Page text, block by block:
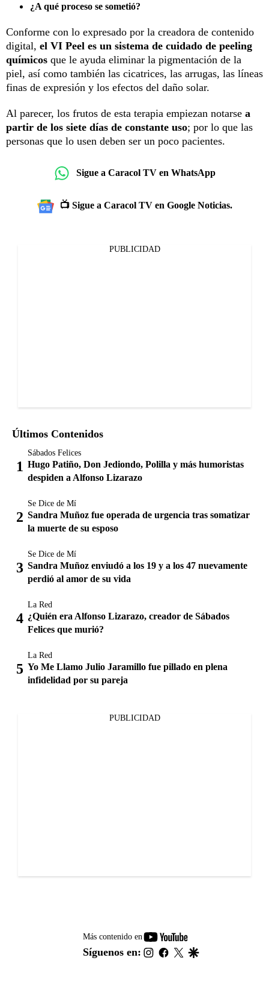
¿A qué proceso se sometió?
Conforme con lo expresado por la creadora de contenido
digital, el VI Peel es un sistema de cuidado de peeling
químicos que le ayuda eliminar la pigmentación de la
piel, así como también las cicatrices, las arrugas, las líneas
finas de expresión y los efectos del daño solar.
Al parecer, los frutos de esta terapia empiezan notarse a
partir de los siete días de constante uso; por lo que las
personas que lo usen deben ser un poco pacientes.
Sigue a Caracol TV en WhatsApp
📺 Sigue a Caracol TV en Google Noticias.
PUBLICIDAD
Últimos Contenidos
Sábados Felices
Hugo Patiño, Don Jediondo, Polilla y más humoristas
despiden a Alfonso Lizarazo
Se Dice de Mí
Sandra Muñoz fue operada de urgencia tras somatizar
la muerte de su esposo
Se Dice de Mí
Sandra Muñoz enviudó a los 19 y a los 47 nuevamente
perdió al amor de su vida
La Red
¿Quién era Alfonso Lizarazo, creador de Sábados
Felices que murió?
La Red
Yo Me Llamo Julio Jaramillo fue pillado en plena
infidelidad por su pareja
PUBLICIDAD
Más contenido en
youtube-
footer
Síguenos en: instagram
facebook
twitter